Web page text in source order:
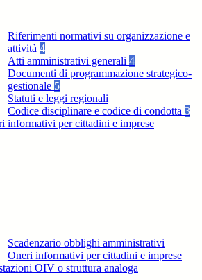
Riferimenti normativi su organizzazione e
attività 4
Atti amministrativi generali 4
Documenti di programmazione strategico-
gestionale 5
Statuti e leggi regionali
Codice disciplinare e codice di condotta 3
informativi per cittadini e imprese
Scadenzario obblighi amministrativi
Oneri informativi per cittadini e imprese
OIV o struttura analoga